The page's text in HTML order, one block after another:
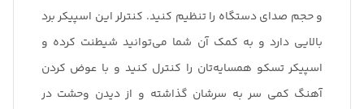
و حجم صدای دستگاه را تنظیم کنید. کنترلر این اسپیکر برد
بالایی دارد و به کمک آن شما می‌توانید شیطنت کرده و
اسپیکر تسکو همسایه‌تان را کنترل کنید و با عوض کردن
آهنگ کمی سر‌ به‌ سرشان گذاشته و از دیدن وحشت در